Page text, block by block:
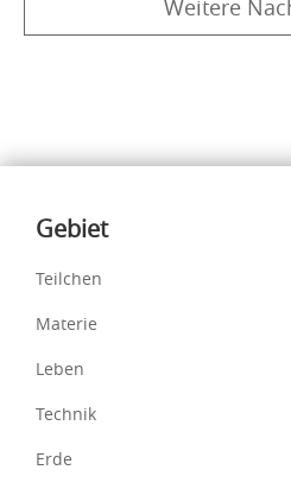
Weitere
Inhalte
Gebiet
Teilchen
Materie
Leben
Technik
Erde